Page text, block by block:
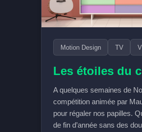
Motion Design TV
Les étoiles du
A quelques semaines de
compétition animée par
pour régaler nos papilles.
de fin d’année sans des